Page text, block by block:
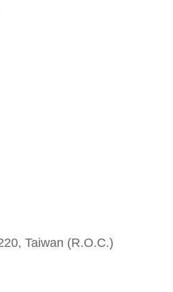
Taiwan (R.O.C.)